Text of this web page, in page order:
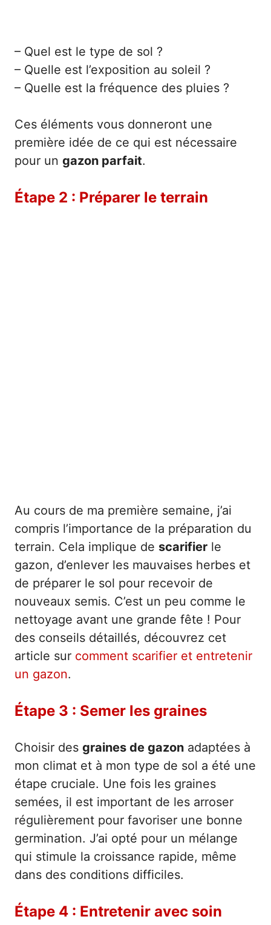
– Quel est le type de sol ?
– Quelle est l’exposition au soleil ?
– Quelle est la fréquence des pluies ?
Ces éléments vous donneront une
première idée de ce qui est nécessaire
pour un gazon parfait.
Étape 2 : Préparer le terrain
Au cours de ma première semaine, j’ai
compris l’importance de la préparation du
terrain. Cela implique de scarifier le
gazon, d’enlever les mauvaises herbes et
de préparer le sol pour recevoir de
nouveaux semis. C’est un peu comme le
nettoyage avant une grande fête ! Pour
des conseils détaillés, découvrez cet
article sur comment scarifier et entretenir
un gazon.
Étape 3 : Semer les graines
Choisir des graines de gazon adaptées à
mon climat et à mon type de sol a été une
étape cruciale. Une fois les graines
semées, il est important de les arroser
régulièrement pour favoriser une bonne
germination. J’ai opté pour un mélange
qui stimule la croissance rapide, même
dans des conditions difficiles.
Étape 4 : Entretenir avec soin